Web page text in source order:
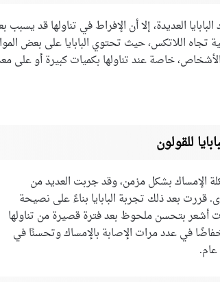
العديدة، إلا أن الإفراط في تناولها قد
تجاه اللاتكس، حيث تحتوي البابايا على بعض
خاصة عند تناولها بكميات كبيرة أو على
للقولون
الإمساك بشكل مزمن، وقد جربت العديد من
قررت بعد ذلك تجربة البابايا بناءً على نصيحة
أشعر بتحسن ملحوظ بعد فترة قصيرة من تناولها
في عدد مرات الإصابة بالإمساك وتحسنًا في